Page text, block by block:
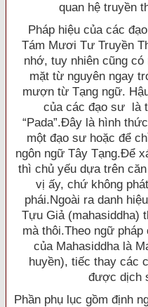
quan hệ truyền
Pháp hiệu của các
Tám Mươi Tư Truyền
nhớ, tuy nhiên cũng
mặt từ nguyên ngay
mượn từ Tạng ngữ.
của các đạo sư là
“Pada”.Ðây là hình
một đạo sư hoặc để
ngôn ngữ Tây Tạng.Ðể
thì chủ yếu dựa trên
vị ấy, chứ không
phái.Ngoài ra danh
Tựu Giả (mahasiddha)
mà thôi.Theo ngữ
của Mahasiddha là
huyền), tiếc thay các
được dịch
Phần phụ lục gồm định